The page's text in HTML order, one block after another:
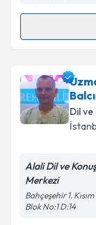
Dil ve
randevu
randevu
posta ile
Balcı
Dil
Alali Dil ve
Merkezi
Bahçeşehir 1.
Blok No:1 D:14